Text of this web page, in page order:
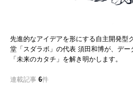
先進的なアイデアを形にする自主開発型
堂「スダラボ」の代表 須田和博が、デ
「未来のカタチ」を解き明かします。
連載記事 6件